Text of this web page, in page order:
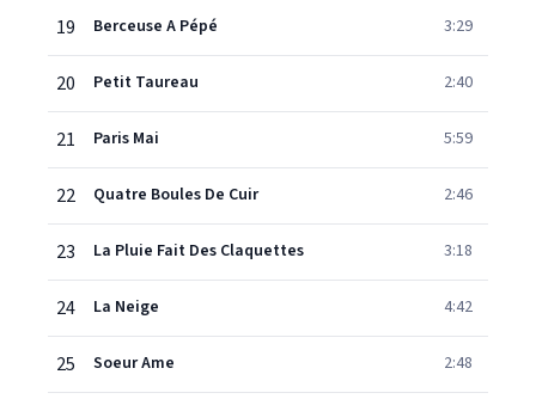
19 Berceuse A Pépé 3:29
20 Petit Taureau 2:40
21 Paris Mai 5:59
22 Quatre Boules De Cuir 2:46
23 La Pluie Fait Des Claquettes 3:18
24 La Neige 4:42
25 Soeur Ame 2:48